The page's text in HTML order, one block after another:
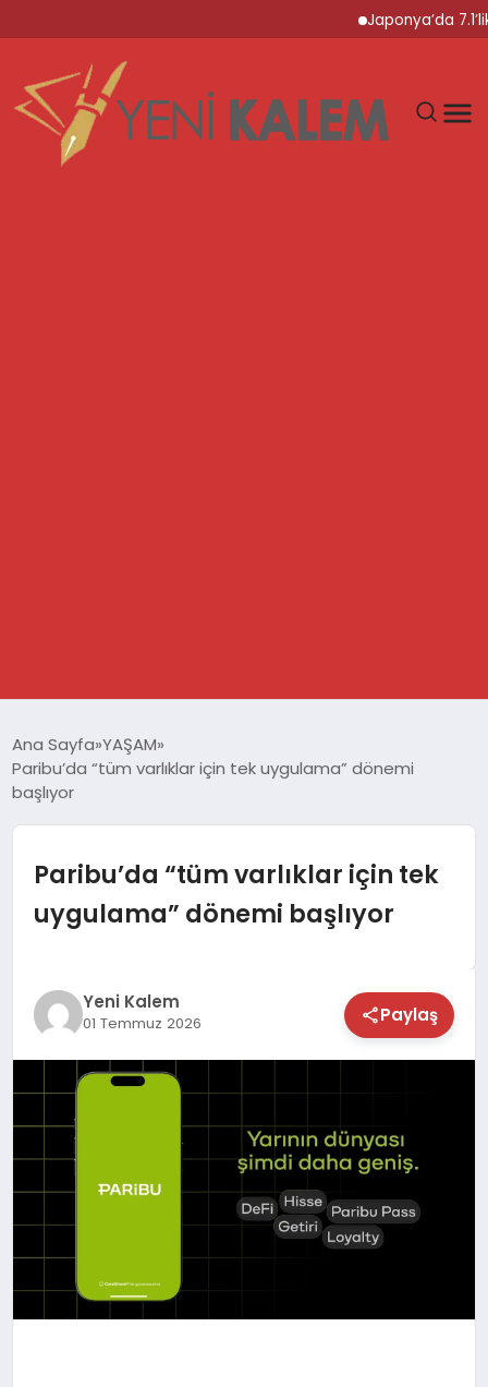
Japonya’da 7.1’lik
SPOR
TEKNOLOJİ
SAĞLIK
MAGAZİN
EĞİTİM
Ana Sayfa YAŞAM
Paribu’da “tüm varlıklar için tek uygulama” dönemi
başlıyor
Paribu’da “tüm varlıklar için tek
uygulama” dönemi başlıyor
Yeni Kalem
01 Temmuz 2026 Paylaş